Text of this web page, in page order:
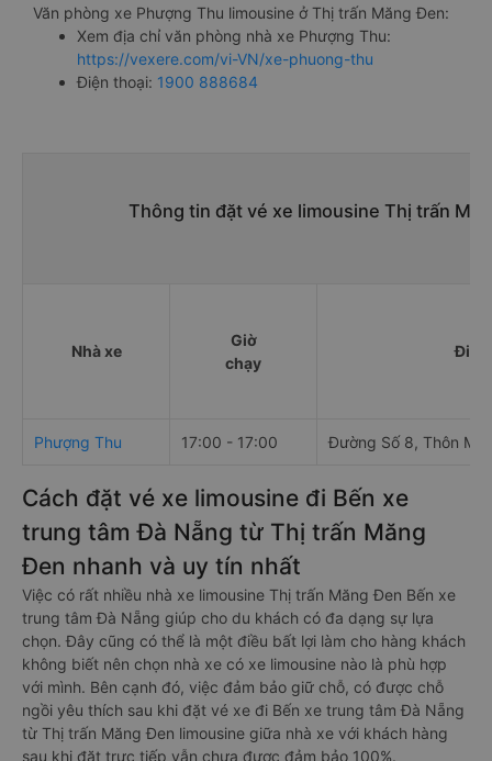
Văn phòng xe Phượng Thu limousine ở Thị trấn Măng Đen:
Xem địa chỉ văn phòng nhà xe Phượng Thu:
https://vexere.com/vi-VN/xe-phuong-thu
Điện thoại: 1900 888684
Thông tin đặt vé xe limousine Thị trấn
Nhà xe
Giờ
chạy
Phượng Thu 17:00 - 17:00 Đường Số 8, Thôn
Cách đặt vé xe limousine đi Bến xe
trung tâm Đà Nẵng từ Thị trấn Măng
Đen nhanh và uy tín nhất
Việc có rất nhiều nhà xe limousine Thị trấn Măng Đen Bến xe
trung tâm Đà Nẵng giúp cho du khách có đa dạng sự lựa
chọn. Đây cũng có thể là một điều bất lợi làm cho hàng khách
không biết nên chọn nhà xe có xe limousine nào là phù hợp
với mình. Bên cạnh đó, việc đảm bảo giữ chỗ, có được chỗ
ngồi yêu thích sau khi đặt vé xe đi Bến xe trung tâm Đà Nẵng
từ Thị trấn Măng Đen limousine giữa nhà xe với khách hàng
sau khi đặt trực tiếp vẫn chưa được đảm bảo 100%.